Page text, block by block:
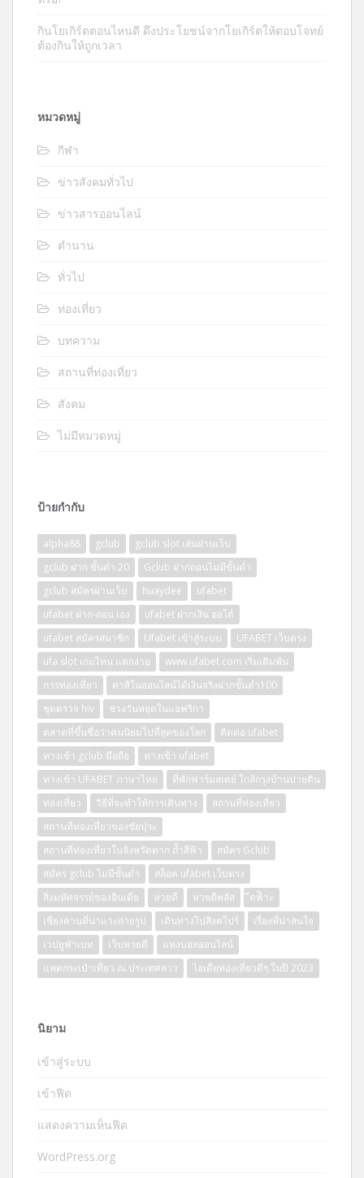
กินโยเกิร์ตตอนไหนดี ดึงประโยชน์จากโยเกิร์ตให้ตอบโจทย์
ต้องกินให้ถูกเวลา
หมวดหมู่
กีฬา
ข่าวสังคมทั่วไป
ข่าวสารออนไลน์
ตำนาน
ทั่วไป
ท่องเที่ยว
บทความ
สถานที่ท่องเที่ยว
สังคม
ไม่มีหมวดหมู่
ป้ายกำกับ
alpha88 gclub
gclub slot เล่นผ่านเว็บ
gclub ฝาก ขั้นต่ำ 20
Gclub ฝากถอนไม่มีขั้นต่ำ
gclub สมัครผ่านเว็บ
huaydee
ufabet
ufabet ฝาก-ถอน เอง
ufabet ฝากเงิน ออโต้
ufabet สมัครสมาชิก
Ufabet เข้าสู่ระบบ
UFABET เว็บตรง
ufa slot เกมไหน แตกง่าย
www.ufabet.com เริ่มเดิมพัน
การท่องเที่ยว
คาสิโนออนไลน์ได้เงินจริงฝากขั้นต่ำ100
ชุดตรวจ hiv
ช่วงวันหยุดในแอฟริกา
ตลาดที่ขึ้นชื่อว่าคนนิยมไปที่สุดของโลก
ติดต่อ ufabet
ทางเข้า gclub มือถือ
ทางเข้า ufabet
ทางเข้า UFABET ภาษาไทย
ที่พักฟาร์มสเตย์ ใกล้กรุงบ้านปายดิน
ท่องเที่ยว
วิธีที่จะทำให้การเดินทาง
สถานที่ท่องเที่ยว
สถานที่ท่องเที่ยวของชัยปุระ
สถานที่ท่องเที่ยวในจังหวัดตาก ถ้ำสีฟ้า
สมัคร Gclub
สมัคร gclub ไม่มีขั้นต่ำ
สล็อต ufabet เว็บตรง
สิ่งมหัศจรรย์ของอินเดีย
หวยดี หวยดีพลัส
ีดฟิำะ
เชียงคานที่น่าแวะถ่ายรูป
เดินทางไปสิงคโปร์
เรื่องที่น่าสนใจ
เวปยูฟ่าเบท
เว็บหวยดี
แทงบอลออนไลน์
แพคกระเป๋าเที่ยว ณ.ประเทศลาว
ไอเดียท่องเที่ยวดีๆ ในปี 2023
นิยาม
เข้าสู่ระบบ
เข้าฟีด
แสดงความเห็นฟีด
WordPress.org